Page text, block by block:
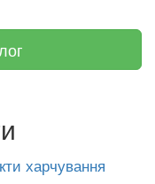
харчування